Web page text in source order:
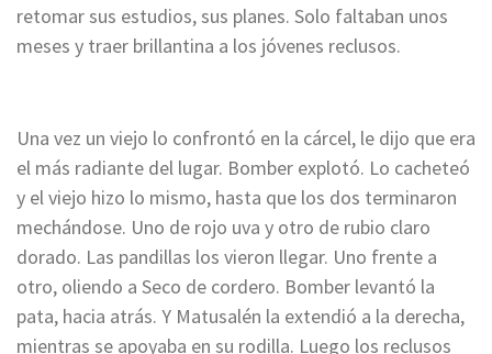
retomar sus estudios, sus planes. Solo faltaban unos
meses y traer brillantina a los jóvenes reclusos.
Una vez un viejo lo confrontó en la cárcel, le dijo que era
el más radiante del lugar. Bomber explotó. Lo cacheteó
y el viejo hizo lo mismo, hasta que los dos terminaron
mechándose. Uno de rojo uva y otro de rubio claro
dorado. Las pandillas los vieron llegar. Uno frente a
otro, oliendo a Seco de cordero. Bomber levantó la
pata, hacia atrás. Y Matusalén la extendió a la derecha,
mientras se apoyaba en su rodilla. Luego los reclusos